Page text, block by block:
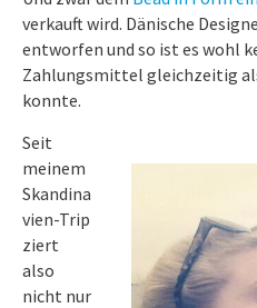
verkauft wird. Dänische
entworfen und so ist es wohl
Zahlungsmittel gleichzeitig
konnte.
Seit
meinem
Skandina
vien-Trip
ziert
also
nicht nur